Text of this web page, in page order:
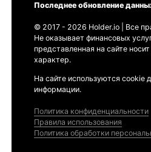
Последнее обновление
© 2017 - 2026 Holder.io | Все
Не оказывает финансовых
представленная на сайте
характер.
На сайте используются cookie
информации.
Политика конфиденциальности
Правила использования
Политика обработки